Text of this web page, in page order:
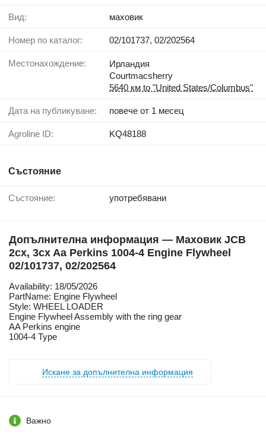
Вид: маховик
Номер по каталог: 02/101737, 02/202564
Местонахождение:
Ирландия
Courtmacsherry
5640 км to "United States/Columbus"
Дата на публикуване: повече от 1 месец
Agroline ID: KQ48188
Състояние
Състояние: употребявани
Допълнителна информация — Маховик JCB
2cx, 3cx Aa Perkins 1004-4 Engine Flywheel
02/101737, 02/202564
Availability: 18/05/2026
PartName: Engine Flywheel
Style: WHEEL LOADER
Engine Flywheel Assembly with the ring gear
AA Perkins engine
1004-4 Type
Искане за допълнителна информация
Важно